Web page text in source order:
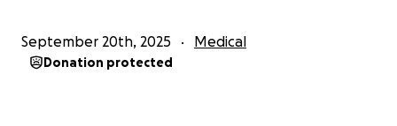
September 20th, 2025 Medical
Donation protected